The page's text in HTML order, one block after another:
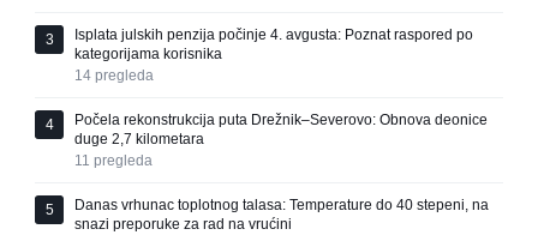
3
Isplata julskih penzija počinje 4. avgusta: Poznat raspored po
kategorijama korisnika
14 pregleda
4
Počela rekonstrukcija puta Drežnik–Severovo: Obnova deonice
duge 2,7 kilometara
11 pregleda
5
Danas vrhunac toplotnog talasa: Temperature do 40 stepeni, na
snazi preporuke za rad na vrućini